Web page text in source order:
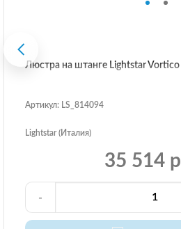
Люстра на штанге Lightstar
Артикул: LS_814094
Lightstar (Италия)
35 514
-